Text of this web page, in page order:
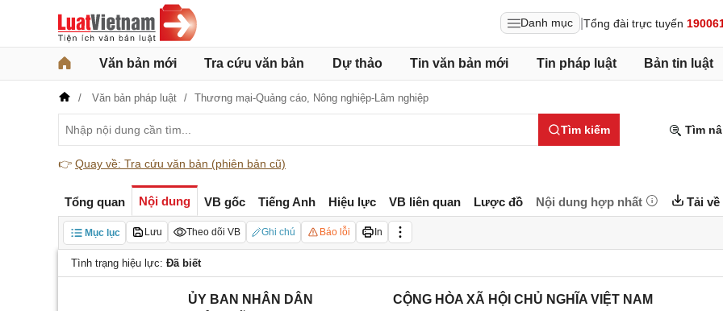
Danh mục Tổng đài trực tuyến
Văn bản mới Tra cứu văn bản Dự thảo Tin văn bản mới Tin pháp luật Bản tin luật
Văn bản pháp luật Thương mại-Quảng cáo, Nông nghiệp-Lâm nghiệp
Tìm kiếm Tìm
👉 Quay về: Tra cứu văn bản (phiên bản cũ)
Tổng quan Nội dung VB gốc Tiếng Anh Hiệu lực VB liên quan Lược đồ Nội dung hợp nhất Tải về
Mục lục Lưu Theo dõi VB Ghi chú Báo lỗi In
Tình trạng hiệu lực: Đã biết
ỦY BAN NHÂN DÂN
CỘNG HÒA XÃ HỘI CHỦ NGHĨA VIỆT NAM